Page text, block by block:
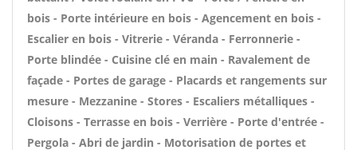
bois - Porte intérieure en bois - Agencement en bois -
Escalier en bois - Vitrerie - Véranda - Ferronnerie -
Porte blindée - Cuisine clé en main - Ravalement de
façade - Portes de garage - Placards et rangements sur
mesure - Mezzanine - Stores - Escaliers métalliques -
Cloisons - Terrasse en bois - Verrière - Porte d'entrée -
Pergola - Abri de jardin - Motorisation de portes et